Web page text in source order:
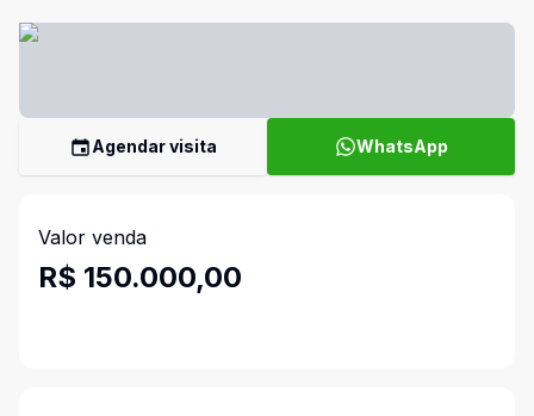
Agendar visita WhatsApp
Valor venda
R$ 150.000,00